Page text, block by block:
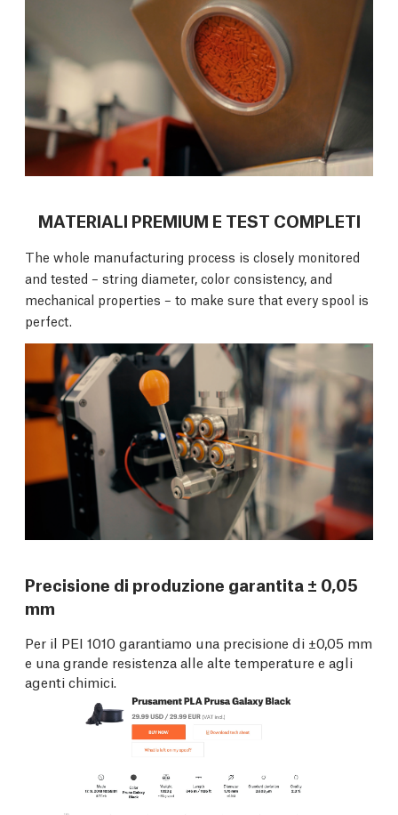
MATERIALI PREMIUM E TEST COMPLETI
The whole manufacturing process is closely monitored
and tested – string diameter, color consistency, and
mechanical properties – to make sure that every spool is
perfect.
Precisione di produzione garantita ± 0,05
mm
Per il PEI 1010 garantiamo una precisione di ±0,05 mm
e una grande resistenza alle alte temperature e agli
agenti chimici.